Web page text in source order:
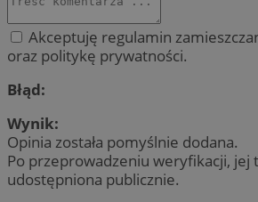
Akceptuję regulamin
oraz politykę prywatności.
Błąd:
Wynik:
Opinia została pomyślnie dodana.
Po przeprowadzeniu weryfikacji, jej
udostępniona publicznie.